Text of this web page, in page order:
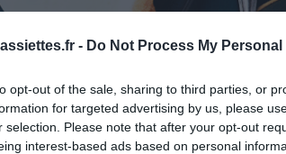
- Do Not Process My
opt-out of the sale, sharing to third parties, or
for targeted advertising by us, please
selection. Please note that after your opt-out
interest-based ads based on personal